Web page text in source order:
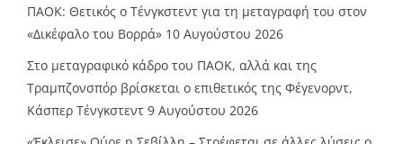
ΠΑΟΚ: Θετικός ο Τένγκστεντ για τη μεταγραφή του στον
«Δικέφαλο του Βορρά» 10 Αυγούστου 2026
Στο μεταγραφικό κάδρο του ΠΑΟΚ, αλλά και της
Τραμπζονσπόρ βρίσκεται ο επιθετικός της Φέγενορντ,
Κάσπερ Τένγκστεντ 9 Αυγούστου 2026